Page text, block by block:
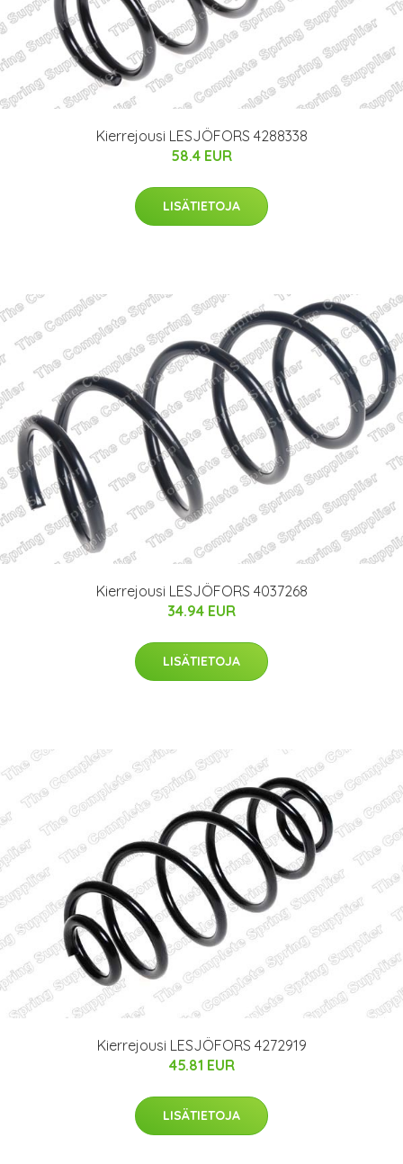
Kierrejousi LESJÖFORS 4288338
58.4 EUR
LISÄTIETOJA
Kierrejousi LESJÖFORS 4037268
34.94 EUR
LISÄTIETOJA
Kierrejousi LESJÖFORS 4272919
45.81 EUR
LISÄTIETOJA